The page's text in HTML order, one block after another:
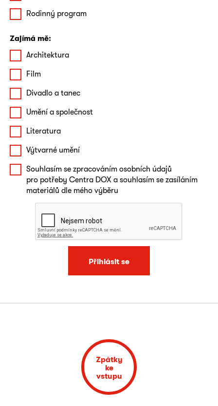
Rodinný program
Zajímá mě:
Architektura
Film
Divadlo a tanec
Umění a společnost
Literatura
Výtvarné umění
Souhlasím se zpracováním osobních údajů
pro potřeby Centra DOX a souhlasím se zasíláním
materiálů dle mého výběru
Přihlásit se
Zpátky
ke
vstupu